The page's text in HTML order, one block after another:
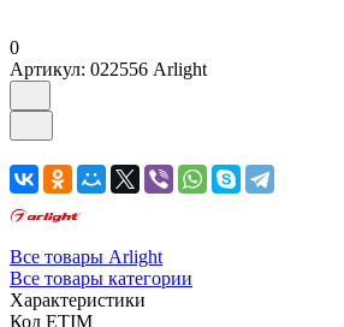
0
Артикул: 022556 Arlight
Все товары Arlight
Все товары категории
Характеристики
Код ETIM